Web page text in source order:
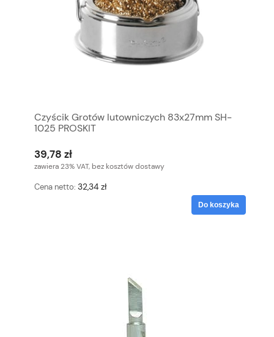
Czyścik Grotów lutowniczych 83x27mm SH-
1025 PROSKIT
39,78 zł
zawiera 23% VAT, bez kosztów dostawy
Cena netto: 32,34 zł
Do koszyka